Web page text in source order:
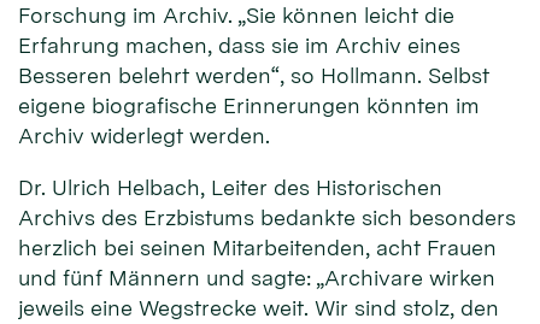
Forschung im Archiv. „Sie können leicht die
Erfahrung machen, dass sie im Archiv eines
Besseren belehrt werden“, so Hollmann. Selbst
eigene biografische Erinnerungen könnten im
Archiv widerlegt werden.
Dr. Ulrich Helbach, Leiter des Historischen
Archivs des Erzbistums bedankte sich besonders
herzlich bei seinen Mitarbeitenden, acht Frauen
und fünf Männern und sagte: „Archivare wirken
jeweils eine Wegstrecke weit. Wir sind stolz, den